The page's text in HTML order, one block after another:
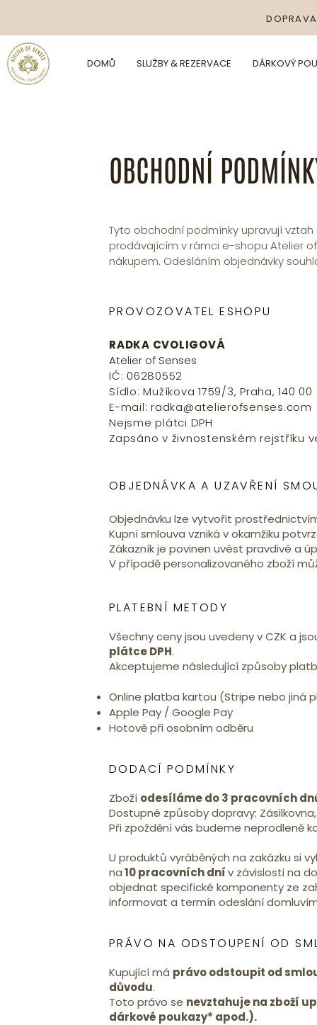
DOMŮ SLUŽBY & REZERVACE DÁRKOVÝ
OBCHODNÍ
Tyto obchodní podmínky upravují
prodávajícím v rámci e-shopu Atelier
nákupem. Odesláním objednávky
PROVOZOVATEL ESHOPU
RADKA CVOLIGOVÁ
Atelier of Senses
IČ: 06280552
Sídlo: Mužíkova 1759/3, Praha, 140 00
E-mail: radka@atelierofsenses.com
Nejsme plátci DPH
Zapsáno v živnostenském rejstříku
OBJEDNÁVKA A UZAVŘENÍ
Objednávku lze vytvořit
Kupní smlouva vzniká v okamžiku
Zákazník je povinen uvést pravdivé a
V případě personalizovaného zboží
PLATEBNÍ METODY
Všechny ceny jsou uvedeny v CZK a
plátce DPH.
Akceptujeme následující způsoby
Online platba kartou (Stripe nebo jiná
Apple Pay / Google Pay
Hotově při osobním odběru
DODACÍ PODMÍNKY
Zboží odesíláme do 3 pracovních
Dostupné způsoby dopravy:
Při zpoždění vás budeme neprodleně
U produktů vyráběných na zakázku si
na10 pracovních dnív závislosti na
objednat specifické komponenty ze
informovat a termín odeslání
PRÁVO NA ODSTOUPENÍ OD
Kupující má právo odstoupit od
důvodu.
Toto právo se nevztahuje na zboží
dárkové poukazy* apod.).